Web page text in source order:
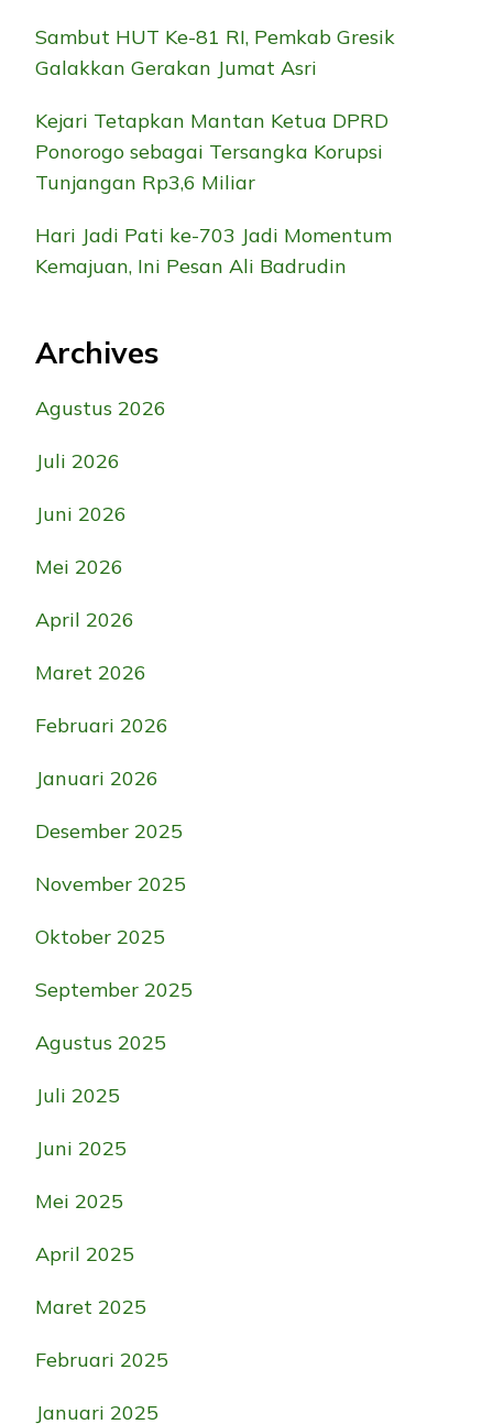
Sambut HUT Ke-81 RI, Pemkab Gresik
Galakkan Gerakan Jumat Asri
Kejari Tetapkan Mantan Ketua DPRD
Ponorogo sebagai Tersangka Korupsi
Tunjangan Rp3,6 Miliar
Hari Jadi Pati ke-703 Jadi Momentum
Kemajuan, Ini Pesan Ali Badrudin
Archives
Agustus 2026
Juli 2026
Juni 2026
Mei 2026
April 2026
Maret 2026
Februari 2026
Januari 2026
Desember 2025
November 2025
Oktober 2025
September 2025
Agustus 2025
Juli 2025
Juni 2025
Mei 2025
April 2025
Maret 2025
Februari 2025
Januari 2025